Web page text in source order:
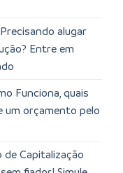
alugar
Entre em
Funciona, quais
um orçamento pelo
de Capitalização